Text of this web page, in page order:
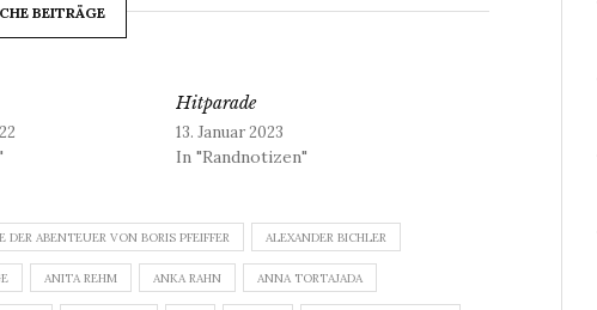
BEITRÄGE
Hitparade
13. Januar 2023
In "Randnotizen"
DER ABENTEUER VON BORIS PFEIFFER ALEXANDER BICHLER
ANITA REHM ANKA RAHN ANNA TORTAJADA